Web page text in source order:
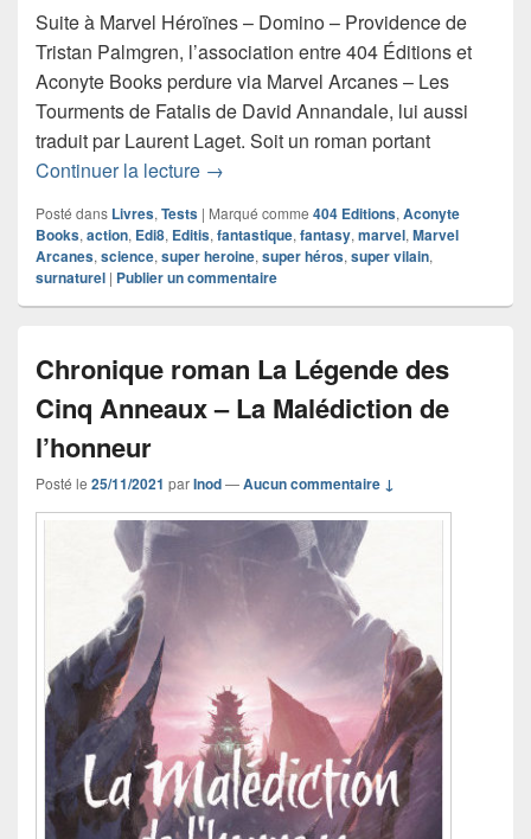
Suite à Marvel Héroïnes – Domino – Providence de
Tristan Palmgren, l’association entre 404 Éditions et
Aconyte Books perdure via Marvel Arcanes – Les
Tourments de Fatalis de David Annandale, lui aussi
traduit par Laurent Laget. Soit un roman portant
Continuer la lecture Chronique roman Marvel Arcanes –
→
Posté dans Livres, Tests | Marqué comme 404 Editions, Aconyte
Books, action, Edi8, Editis, fantastique, fantasy, marvel, Marvel
Arcanes, science, super heroine, super héros, super vilain,
surnaturel | Publier un commentaire
Chronique roman La Légende des
Cinq Anneaux – La Malédiction de
l’honneur
Posté le 25/11/2021 parInod—Aucun commentaire ↓